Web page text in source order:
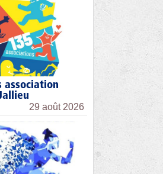
association
29 août 2026